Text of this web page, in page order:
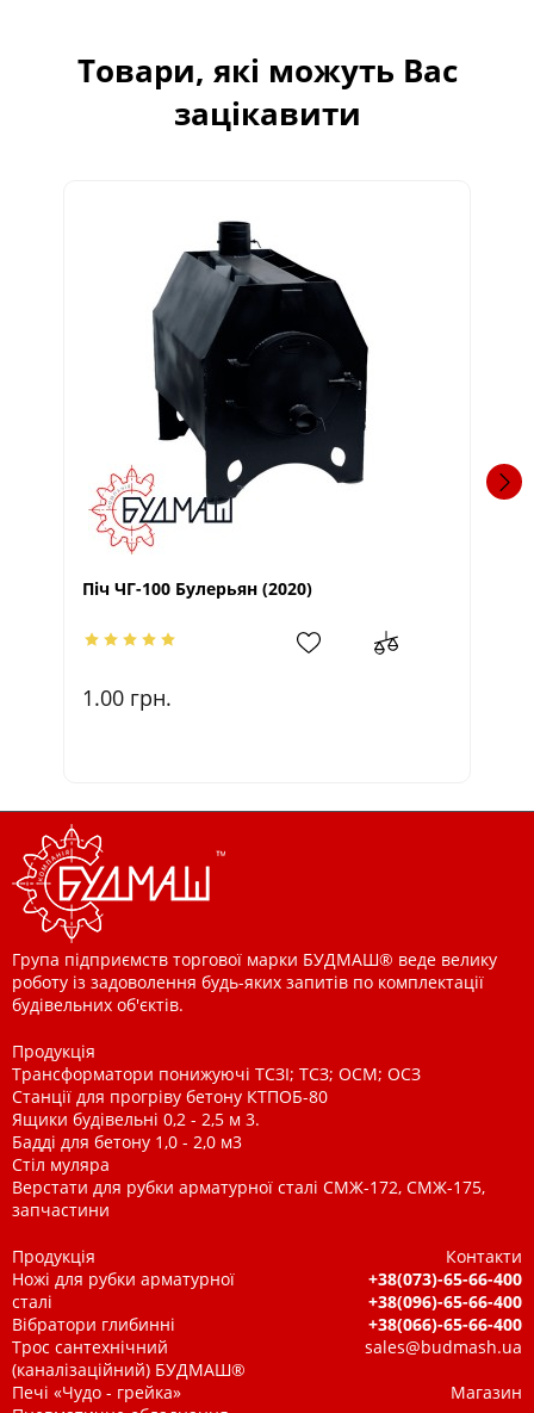
Товари, які можуть Вас
зацікавити
Піч ЧГ-100 Булерьян (2020)
1.00 грн.
Група підприємств торгової марки БУДМАШ® веде велику
роботу із задоволення будь-яких запитів по комплектації
будівельних об'єктів.
Продукція
Трансформатори понижуючі ТСЗІ; ТСЗ; ОСМ; ОСЗ
Станції для прогріву бетону КТПОБ-80
Ящики будівельні 0,2 - 2,5 м 3.
Бадді для бетону 1,0 - 2,0 м3
Стіл муляра
Верстати для рубки арматурної сталі СМЖ-172, СМЖ-175,
запчастини
Продукція
Ножі для рубки арматурної
сталі
Вібратори глибинні
Трос сантехнічний
(каналізаційний) БУДМАШ®
Печі «Чудо - грейка»
Контакти
+38(073)-65-66-400
+38(096)-65-66-400
+38(066)-65-66-400
sales@budmash.ua
Магазин